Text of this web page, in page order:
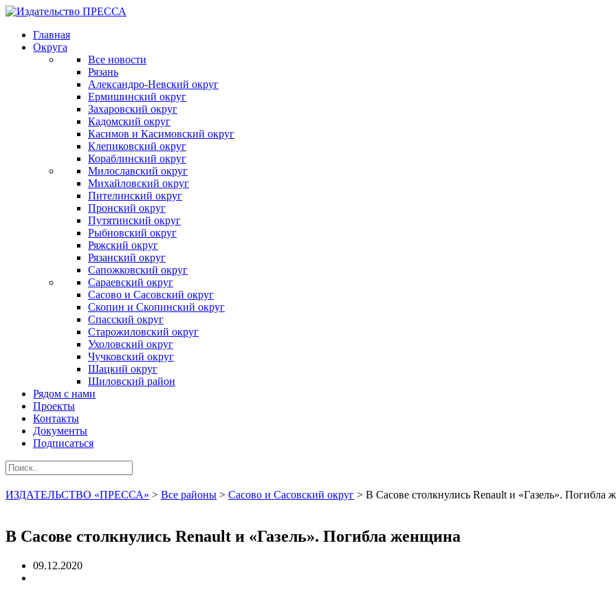
Главная
Округа
Все новости
Рязань
Александро-Невский округ
Ермишинский округ
Захаровский округ
Кадомский округ
Касимов и Касимовский округ
Клепиковский округ
Кораблинский округ
Милославский округ
Михайловский округ
Пителинский округ
Пронский округ
Путятинский округ
Рыбновский округ
Ряжский округ
Рязанский округ
Сапожковский округ
Сараевский округ
Сасово и Сасовский округ
Скопин и Скопинский округ
Спасский округ
Старожиловский округ
Ухоловский округ
Чучковский округ
Шацкий округ
Шиловский район
Рядом с нами
Проекты
Контакты
Документы
Подписаться
ИЗДАТЕЛЬСТВО «ПРЕССА» > Все районы > Сасово и Сасовский округ > В Сасове столкнулись Renault и «Газель». Погибла
В Сасове столкнулись Renault и «Газель». Погибла женщина
09.12.2020